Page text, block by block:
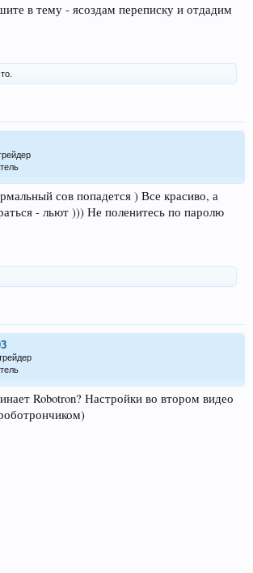
в тему - ясоздам переписку и отдадим
сов попадется ) Все красиво, а
- льют ))) Не поленитесь по паролю
Robotron? Настройки во втором видео